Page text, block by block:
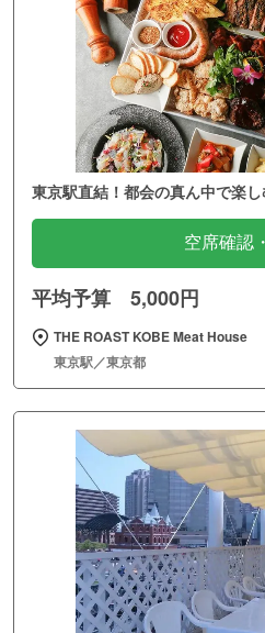
東京駅直結！都会の真ん中で楽
空席確認
平均予算 5,000円
THE ROAST KOBE Meat House
東京駅／東京都